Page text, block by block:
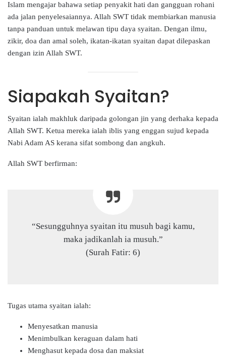
Islam mengajar bahawa setiap penyakit hati dan gangguan rohani
ada jalan penyelesaiannya. Allah SWT tidak membiarkan manusia
tanpa panduan untuk melawan tipu daya syaitan. Dengan ilmu,
zikir, doa dan amal soleh, ikatan-ikatan syaitan dapat dilepaskan
dengan izin Allah SWT.
Siapakah Syaitan?
Syaitan ialah makhluk daripada golongan jin yang derhaka kepada
Allah SWT. Ketua mereka ialah iblis yang enggan sujud kepada
Nabi Adam AS kerana sifat sombong dan angkuh.
Allah SWT berfirman:
“Sesungguhnya syaitan itu musuh bagi kamu,
maka jadikanlah ia musuh.”
(Surah Fatir: 6)
Tugas utama syaitan ialah:
Menyesatkan manusia
Menimbulkan keraguan dalam hati
Menghasut kepada dosa dan maksiat